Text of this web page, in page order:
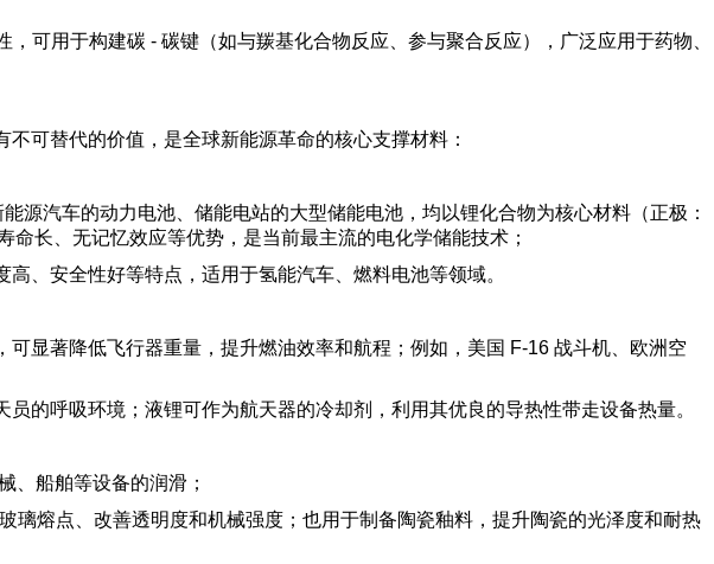
可用于构建碳 - 碳键（如与羰基化合物反应、参与聚合反应），广泛应用于药物、
可替代的价值，是全球新能源革命的核心支撑材料：
源汽车的动力电池、储能电站的大型储能电池，均以锂化合物为核心材料（正极：
长、无记忆效应等优势，是当前最主流的电化学储能技术；
、安全性好等特点，适用于氢能汽车、燃料电池等领域。
显著降低飞行器重量，提升燃油效率和航程；例如，美国 F-16 战斗机、欧洲空
的呼吸环境；液锂可作为航天器的冷却剂，利用其优良的导热性带走设备热量。
船舶等设备的润滑；
熔点、改善透明度和机械强度；也用于制备陶瓷釉料，提升陶瓷的光泽度和耐热